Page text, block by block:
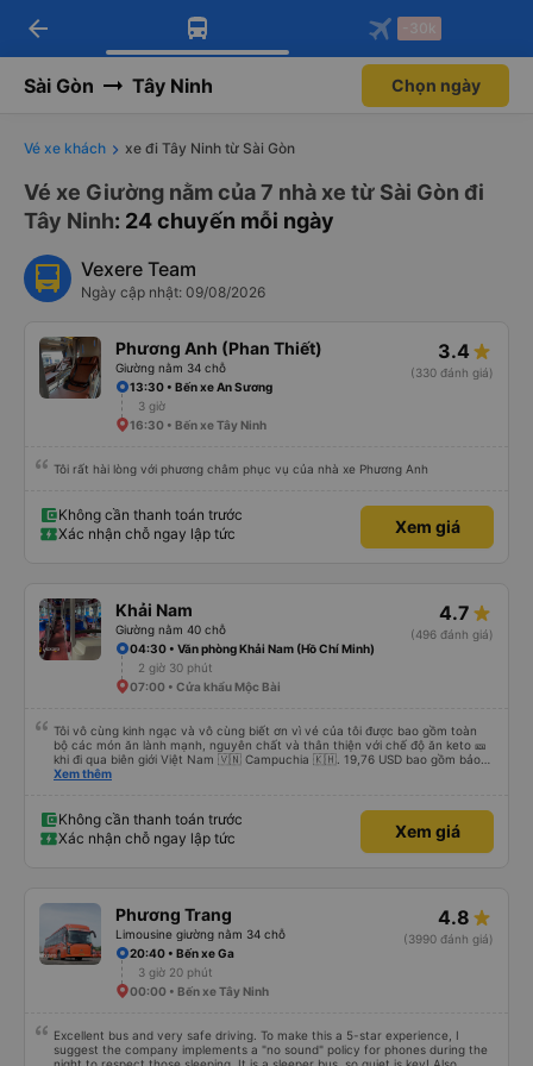
Tải app Vexere ngay!
Nhận ưu đãi thành viên độc
Mở app
Tải app Vexere
-30k/ghế khi đặt vé máy bay qua
Mở app
arrow_back -30k
Sài Gòn Tây Ninh Chọn ngày
Vé xe khách xe đi Tây Ninh từ Sài Gòn
Vé xe Giường nằm của 7 nhà xe từ Sài Gòn đi
Tây Ninh: 24 chuyến mỗi ngày
Vexere Team
Ngày cập nhật: 09/08/2026
Phương Anh (Phan Thiết)
Giường nằm 34 chỗ
3.4
(330 đánh giá)
13:30 • Bến xe An Sương
3 giờ
16:30 • Bến xe Tây Ninh
Tôi rất hài lòng với phương châm phục vụ của nhà xe Phương Anh
Không cần thanh toán trước
Xác nhận chỗ ngay lập tức
Xem giá
Khải Nam
Giường nằm 40 chỗ
4.7
(496 đánh giá)
04:30 • Văn phòng Khải Nam (Hồ Chí Minh)
2 giờ 30 phút
07:00 • Cửa khẩu Mộc Bài
Tôi vô cùng kinh ngạc và vô cùng biết ơn vì vé của tôi được bao gồm toàn
bộ các món ăn lành mạnh, nguyên chất và thân thiện với chế độ ăn keto 🎫
khi đi qua biên giới Việt Nam 🇻🇳 Campuchia 🇰🇭. 19,76 USD bao gồm bảo
hiểm, nước, khăn giấy ướt, túi đựng giày, máy lạnh, sự hỗ trợ tại biên giới để
buýt rộng rãi, sạch sẽ và chỉ còn một nửa chỗ. Tôi chắc chắn sẽ chuyển từ
máy bay ✈️ sang xe buýt giường nằm 🚌 ngay bây giờ. Tuyệt vời, không căng
thẳng và an toàn. Bữa sáng của tôi; thịt bò mỏng chiên 🥩 đậu xanh &amp;
Xem thêm
Không cần thanh toán trước
Xác nhận chỗ ngay lập tức
Xem giá
Phương Trang
Limousine giường nằm 34 chỗ
4.8
(3990 đánh giá)
20:40 • Bến xe Ga
3 giờ 20 phút
00:00 • Bến xe Tây Ninh
Excellent bus and very safe driving. To make this a 5-star experience, I
suggest the company implements a "no sound" policy for phones during the